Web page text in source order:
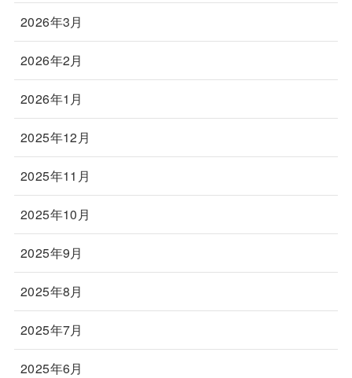
2026年3月
2026年2月
2026年1月
2025年12月
2025年11月
2025年10月
2025年9月
2025年8月
2025年7月
2025年6月